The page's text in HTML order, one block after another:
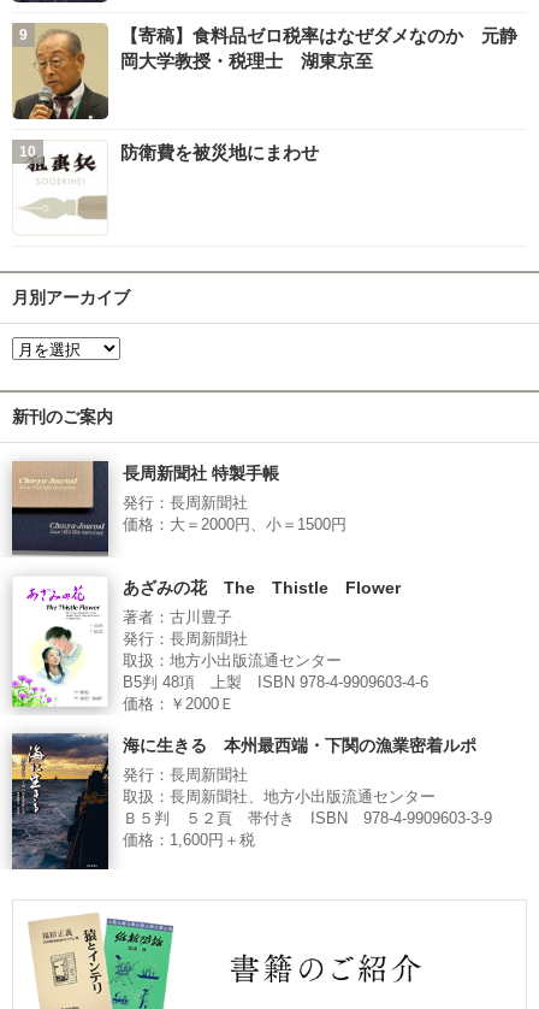
【寄稿】食料品ゼロ税率はなぜダメなのか 元静
岡大学教授・税理士 湖東京至
防衛費を被災地にまわせ
月別アーカイブ
新刊のご案内
長周新聞社 特製手帳
発行：長周新聞社
価格：大＝2000円、小＝1500円
あざみの花 The Thistle Flower
著者：古川豊子
発行：長周新聞社
取扱：地方小出版流通センター
B5判 48項 上製 ISBN 978-4-9909603-4-6
価格：￥2000Ｅ
海に生きる 本州最西端・下関の漁業密着ルポ
発行：長周新聞社
取扱：長周新聞社、地方小出版流通センター
Ｂ５判 ５２頁 帯付き ISBN 978-4-9909603-3-9
価格：1,600円＋税